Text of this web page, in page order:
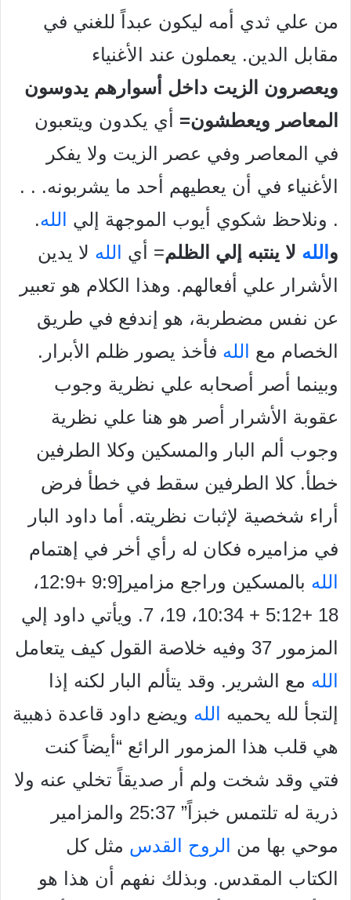
من علي ثدي أمه ليكون عبداً للغني في
مقابل الدين. يعملون عند الأغنياء
ويعصرون الزيت داخل أسوارهم يدوسون
المعاصر ويعطشون= أي يكدون ويتعبون
في المعاصر وفي عصر الزيت ولا يفكر
الأغنياء في أن يعطيهم أحد ما يشربونه. . .
. ونلاحظ شكوي أيوب الموجهة إلي
الله.
و الله لا ينتبه إلي الظلم= أي الله لا يدين
الأشرار علي أفعالهم. وهذا الكلام هو تعبير
عن نفس مضطربة، هو إندفع في طريق
الخصام مع
الله فأخذ يصور ظلم الأبرار.
وبينما أصر أصحابه علي نظرية وجوب
عقوبة الأشرار أصر هو هنا علي نظرية
وجوب ألم البار والمسكين وكلا الطرفين
خطأ. كلا الطرفين سقط في خطأ فرض
أراء شخصية لإثبات نظريته. أما داود البار
في مزاميره فكان له رأي أخر في إهتمام
الله
بالمسكين وراجع مزامير[9:9 +12:9،
18 +5:12 + 10:34، 19، 7. ويأتي داود إلي
المزمور 37 وفيه خلاصة القول كيف يتعامل
الله مع الشرير. وقد يتألم البار لكنه إذا
إلتجأ لله يحميه
الله ويضع داود قاعدة ذهبية
هي قلب هذا المزمور الرائع “أيضاً كنت
فتي وقد شخت ولم أر صديقاً تخلي عنه ولا
ذرية له تلتمس خبزاً” 25:37 والمزامير
موحي بها من
الروح القدس مثل كل
الكتاب المقدس. وبذلك نفهم أن هذا هو